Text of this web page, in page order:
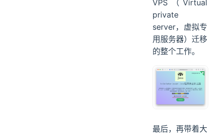
到此为止，我们
就完成了《二哥
的Java进阶之
路》网站从码云
VPS（Virtual
private
server，虚拟专
的整个工作。